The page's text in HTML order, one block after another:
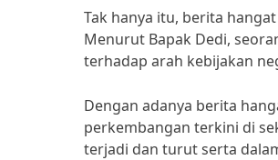
Tak hanya itu, berita
Menurut Bapak Dedi,
terhadap arah kebijakan
Dengan adanya berita
perkembangan terkini di
terjadi dan turut serta